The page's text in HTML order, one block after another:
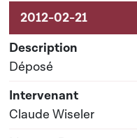
Activités sur le dossier
Déposé
Claude Wiseler